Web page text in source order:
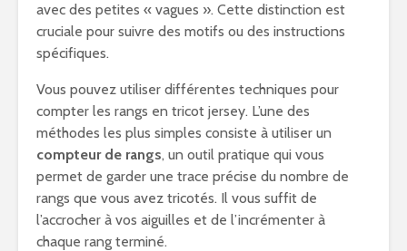
avec des petites « vagues ». Cette distinction est
cruciale pour suivre des motifs ou des instructions
spécifiques.
Vous pouvez utiliser différentes techniques pour
compter les rangs en tricot jersey. L’une des
méthodes les plus simples consiste à utiliser un
compteur de rangs, un outil pratique qui vous
permet de garder une trace précise du nombre de
rangs que vous avez tricotés. Il vous suffit de
l’accrocher à vos aiguilles et de l’incrémenter à
chaque rang terminé.